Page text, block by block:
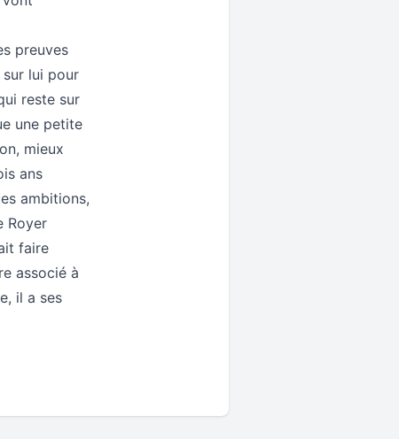
preuves
lui pour
reste sur
une petite
mieux
ans
ambitions,
Royer
faire
associé à
il a ses